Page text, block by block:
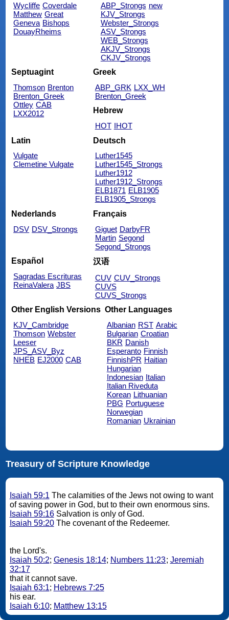
Wycliffe Coverdale
Matthew Great
Geneva Bishops
DouayRheims
ABP_Strongs new
KJV_Strongs
Webster_Strongs
ASV_Strongs
WEB_Strongs
AKJV_Strongs
CKJV_Strongs
Septuagint
Thomson Brenton
Brenton_Greek
Ottley CAB
LXX2012
Greek
ABP_GRK LXX_WH
Brenton_Greek
Hebrew
HOT IHOT
Latin
Vulgate
Clemetine Vulgate
Deutsch
Luther1545
Luther1545_Strongs
Luther1912
Luther1912_Strongs
ELB1871 ELB1905
ELB1905_Strongs
Nederlands
DSV DSV_Strongs
Français
Giguet DarbyFR
Martin Segond
Segond_Strongs
Español
Sagradas Escrituras
ReinaValera JBS
汉语
CUV CUV_Strongs
CUVS
CUVS_Strongs
Other English Versions
KJV_Cambridge
Thomson Webster
Leeser
JPS_ASV_Byz
NHEB EJ2000 CAB
Other Languages
Albanian RST Arabic
Bulgarian Croatian
BKR Danish
Esperanto Finnish
FinnishPR Haitian
Hungarian
Indonesian Italian
Italian Riveduta
Korean Lithuanian
PBG Portuguese
Norwegian
Romanian Ukrainian
Treasury of Scripture Knowledge
Isaiah 59:1 The calamities of the Jews not owing to want
of saving power in God, but to their own enormous sins.
Isaiah 59:16Salvation is only of God.
Isaiah 59:20The covenant of the Redeemer.
the Lord's.
Isaiah 50:2; Genesis 18:14; Numbers 11:23; Jeremiah
32:17
that it cannot save.
Isaiah 63:1; Hebrews 7:25
his ear.
Isaiah 6:10; Matthew 13:15